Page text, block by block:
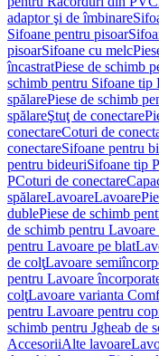
adaptor şi de îmbinare
Sifoane pentru pisoar
pisoarSifoane cu melc
încastratPiese de schimb
schimb pentru Sifoane tip
spălarePiese de schimb
spălareŞtuţ de conectare
conectareCoturi de
conectareSifoane pentru
pentru bideuriSifoane tip P
PCoturi de conectare
spălareLavoareLavoare
dublePiese de schimb
de schimb pentru
pentru Lavoare pe blat
de colţLavoare
pentru Lavoare
colţLavoare varianta
pentru Lavoare pentru
schimb pentru Jgheab de
AccesoriiAlte lavoare